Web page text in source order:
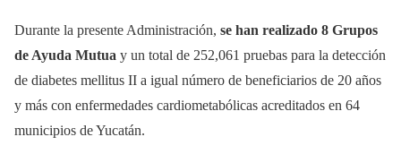
Durante la presente Administración, se han realizado 8 Grupos
de Ayuda Mutua y un total de 252,061 pruebas para la detección
de diabetes mellitus II a igual número de beneficiarios de 20 años
y más con enfermedades cardiometabólicas acreditados en 64
municipios de Yucatán.